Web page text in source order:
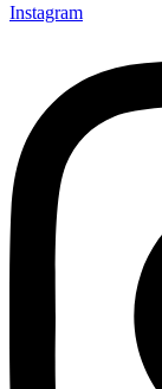
Instagram